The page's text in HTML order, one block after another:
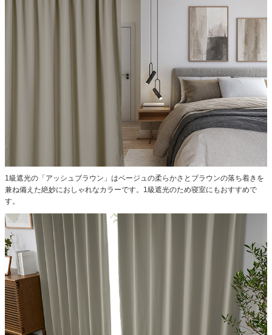
1級遮光の「アッシュブラウン」はベージュの柔らかさとブラウンの落ち着きを
兼ね備えた絶妙におしゃれなカラーです。1級遮光のため寝室にもおすすめで
す。